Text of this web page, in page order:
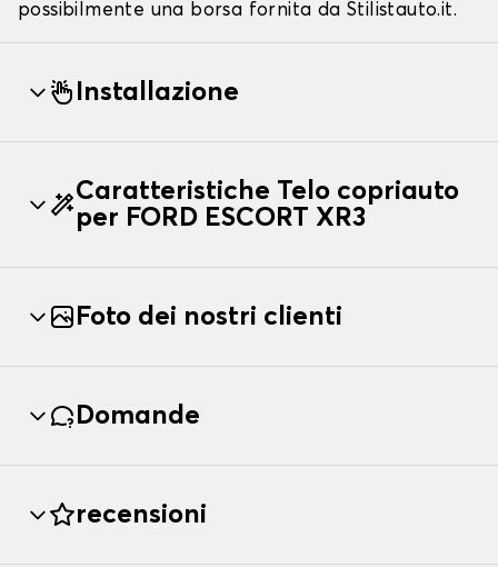
possibilmente una borsa fornita da Stilistauto.it.
Installazione
Caratteristiche Telo copriauto
per FORD ESCORT XR3
Foto dei nostri clienti
Domande
recensioni